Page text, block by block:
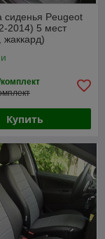
сиденья Peugeot
2014) 5 мест
жаккард)
Купить